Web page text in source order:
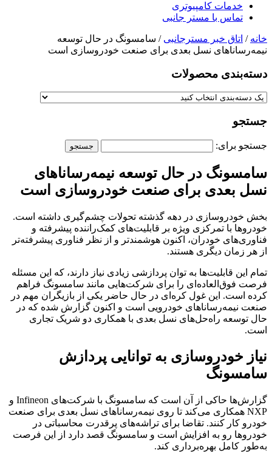
خدمات کامپیوتری
تماس با مستر جانبی
خانه / اتاق خبر مسترجانبی / سامسونگ در حال توسعه
نیمه‌رساناهای نسل بعدی برای صنعت خودروسازی است
دسته‌بندی‌ محصولات
جستجو
جستجو برای:
سامسونگ در حال توسعه نیمه‌رساناهای
نسل بعدی برای صنعت خودروسازی است
بخش خودروسازی در دهه گذشته تحولات چشم‌گیری داشته است.
خودروها با تمرکزی ویژه بر قابلیت‌های کمک‌راننده پیشرفته و
فناوری‌های خودران، اکنون هوشمندتر و از نظر فناوری پیشرفته‌تر
از هر زمان دیگری هستند.
تمام این قابلیت‌ها به توان پردازشی زیادی نیاز دارند، که این مسئله
فرصت فوق‌العاده‌ای را برای شرکت‌هایی مانند سامسونگ فراهم
کرده است. این غول کره‌ای در حال حاضر یکی از بازیگران مهم در
صنعت نیمه‌رساناهای خودرویی است و اکنون گزارش شده که در
حال توسعه راه‌حل‌های نسل بعدی با همکاری دو شریک تجاری
است.
نیاز خودروسازی به توانایی پردازش
سامسونگ
گزارش‌ها حاکی از آن است که سامسونگ با شرکت‌های Infineon و
NXP همکاری می‌کند تا روی نیمه‌رساناهای نسل بعدی برای صنعت
خودرو کار کنند. تقاضا برای تراشه‌های پرقدرت محاسباتی در
خودروها رو به افزایش است و سامسونگ قصد دارد از این فرصت
به‌طور کامل بهره‌برداری کند.